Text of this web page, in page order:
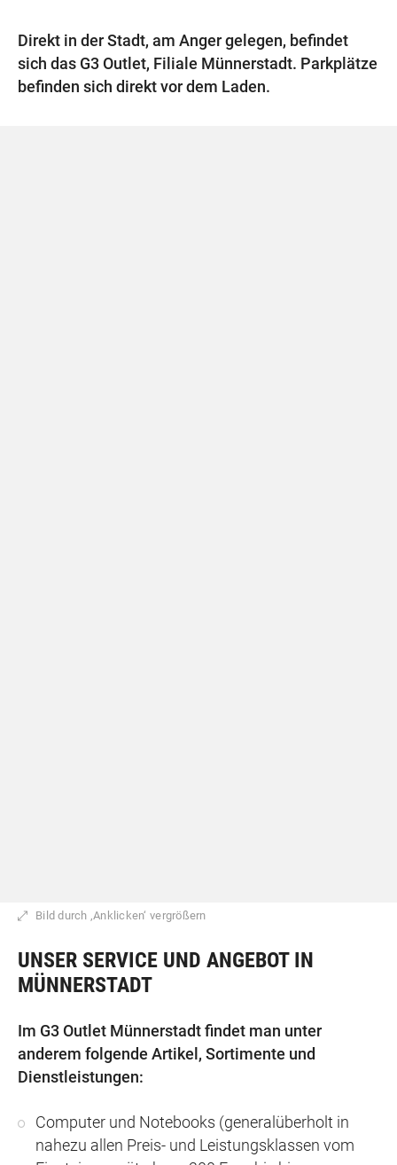
Direkt in der Stadt, am Anger gelegen, befindet
sich das G3 Outlet, Filiale Münnerstadt. Parkplätze
befinden sich direkt vor dem Laden.
Bild durch ‚Anklicken‘ vergrößern
UNSER SERVICE UND ANGEBOT IN
MÜNNERSTADT
Im G3 Outlet Münnerstadt findet man unter
anderem folgende Artikel, Sortimente und
Dienstleistungen:
Computer und Notebooks (generalüberholt in
nahezu allen Preis- und Leistungsklassen vom